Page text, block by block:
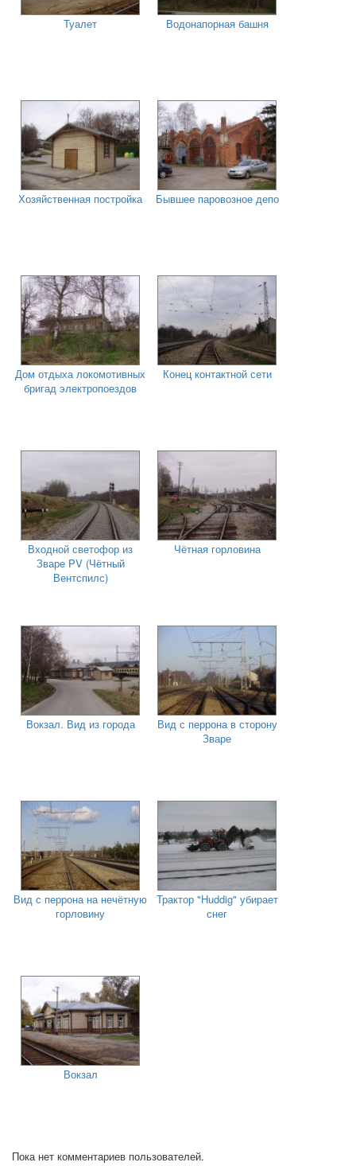
Туалет Водонапорная башня
Хозяйственная постройка Бывшее паровозное депо
Дом отдыха локомотивных
бригад электропоездов
Конец контактной сети
Входной светофор из
Зваре PV (Чётный
Вентспилс)
Чётная горловина
Вокзал. Вид из города
Вид с перрона в сторону
Зваре
Вид с перрона на нечётную
горловину
Трактор "Huddig" убирает
снег
Вокзал
Пока нет комментариев пользователей.